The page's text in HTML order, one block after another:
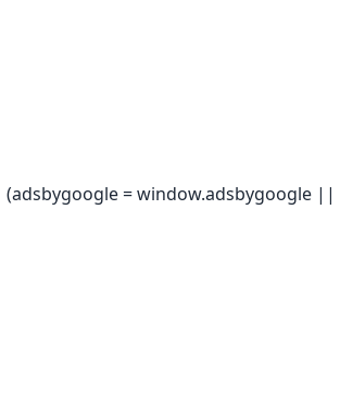
(adsbygoogle = window.adsbygoogle ||